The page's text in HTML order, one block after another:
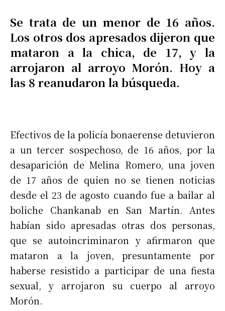
Se trata de un menor de 16 años.
Los otros dos apresados dijeron que
mataron a la chica, de 17, y la
arrojaron al arroyo Morón. Hoy a
las 8 reanudaron la búsqueda.
Efectivos de la policía bonaerense detuvieron
a un tercer sospechoso, de 16 años, por la
desaparición de Melina Romero, una joven
de 17 años de quien no se tienen noticias
desde el 23 de agosto cuando fue a bailar al
boliche Chankanab en San Martín. Antes
habían sido apresadas otras dos personas,
que se autoincriminaron y afirmaron que
mataron a la joven, presuntamente por
haberse resistido a participar de una fiesta
sexual, y arrojaron su cuerpo al arroyo
Morón.